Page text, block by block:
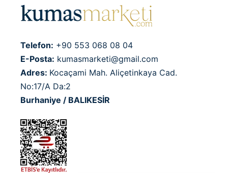
Telefon: +90 553 068 08 04
E-Posta: kumasmarketi@gmail.com
Adres: Kocaçami Mah. Aliçetinkaya Cad.
No:17/A Da:2
Burhaniye / BALIKESİR